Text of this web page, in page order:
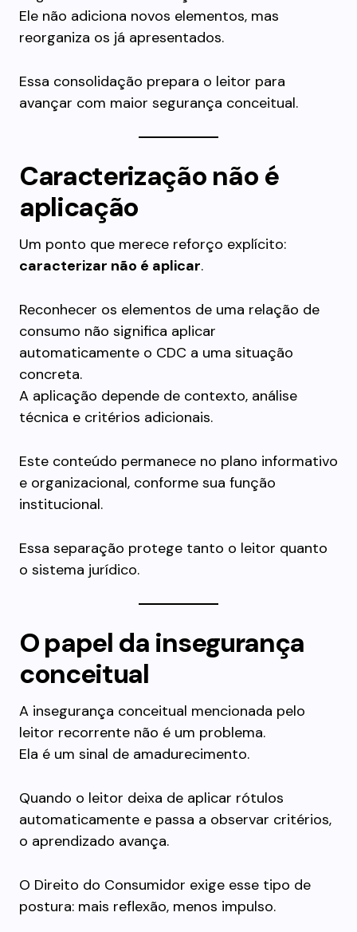
Ele não adiciona novos elementos, mas
reorganiza os já apresentados.
Essa consolidação prepara o leitor para
avançar com maior segurança conceitual.
Caracterização não é
aplicação
Um ponto que merece reforço explícito:
caracterizar não é aplicar.
Reconhecer os elementos de uma relação de
consumo não significa aplicar
automaticamente o CDC a uma situação
concreta.
A aplicação depende de contexto, análise
técnica e critérios adicionais.
Este conteúdo permanece no plano informativo
e organizacional, conforme sua função
institucional.
Essa separação protege tanto o leitor quanto
o sistema jurídico.
O papel da insegurança
conceitual
A insegurança conceitual mencionada pelo
leitor recorrente não é um problema.
Ela é um sinal de amadurecimento.
Quando o leitor deixa de aplicar rótulos
automaticamente e passa a observar critérios,
o aprendizado avança.
O Direito do Consumidor exige esse tipo de
postura: mais reflexão, menos impulso.